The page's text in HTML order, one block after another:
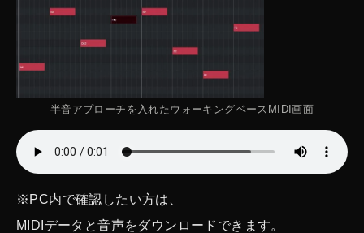
半音アプローチを入れたウォーキングベースMIDI画面
※PC内で確認したい方は、
MIDIデータと音声をダウンロードできます。